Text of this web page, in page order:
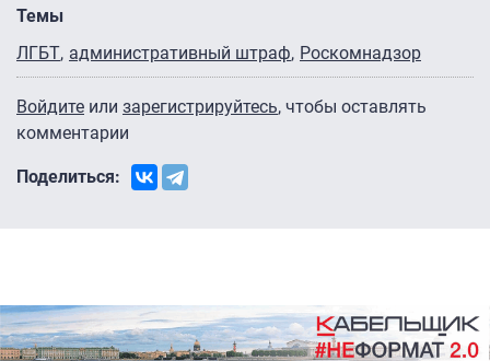
Темы
ЛГБТ административный штраф Роскомнадзор
Войдите или зарегистрируйтесь, чтобы оставлять
комментарии
Поделиться: